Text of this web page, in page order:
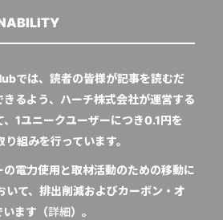
では、読者の皆様が記事を読むだ
るよう、ハーチ株式会社が運営する
、1ユニークユーザーにつき0.1円を
組みを行っています。
電力使用と取材活動のための移動に
て、排出削減およびカーボン・オ
います（詳細）。